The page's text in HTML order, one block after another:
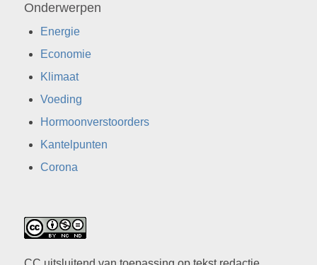
Onderwerpen
Energie
Economie
Klimaat
Voeding
Hormoonverstoorders
Kantelpunten
Corona